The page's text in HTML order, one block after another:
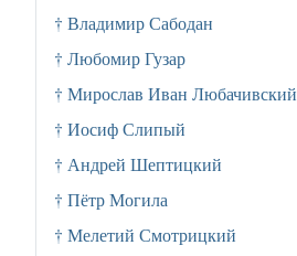
† Владимир Сабодан
† Любомир Гузар
† Мирослав Иван Любачивский
† Иосиф Слипый
† Андрей Шептицкий
† Пётр Могила
† Мелетий Смотрицкий